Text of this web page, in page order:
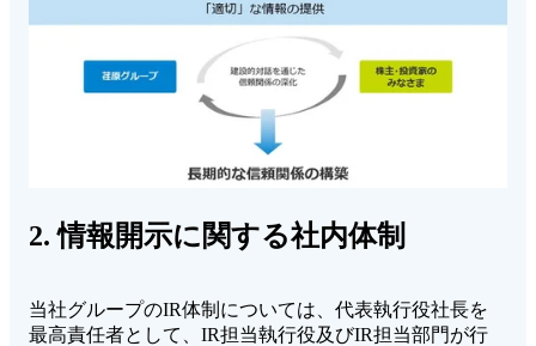
2. 情報開示に関する社内体制
当社グループのIR体制については、代表執行役社長を
最高責任者として、IR担当執行役及びIR担当部門が行